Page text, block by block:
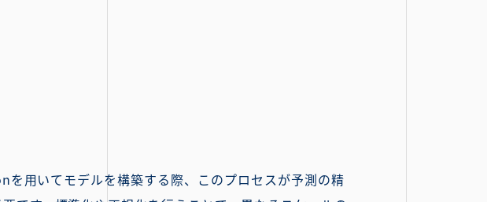
用いてモデルを構築する際、このプロセスが予測の精